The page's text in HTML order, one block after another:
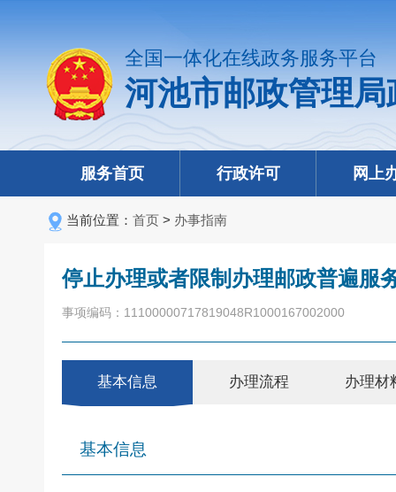
全国一体化在线政务服务平台
河池市邮政管理
服务首页 行政许可 网上
当前位置： 首页 > 办事指南
停止办理或者限制办理邮政普遍服
事项编码：11100000717819048R1000167002000
基本信息 办理流程 办理材
基本信息